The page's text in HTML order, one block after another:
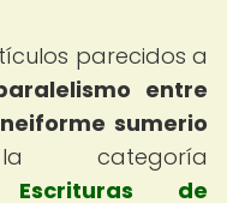
parecidos a
entre
sumerio
categoría
de